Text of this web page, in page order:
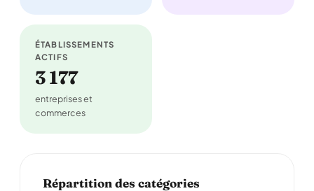
ÉTABLISSEMENTS
ACTIFS
3 177
entreprises et
commerces
Répartition des catégories